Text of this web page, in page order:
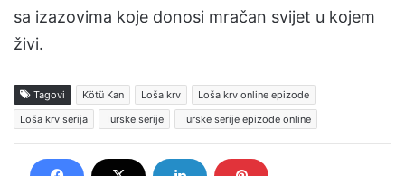
sa izazovima koje donosi mračan svijet u kojem
živi.
Tagovi Kötü Kan Loša krv
Loša krv online epizode
Loša krv serija
Turske serije Turske serije epizode online